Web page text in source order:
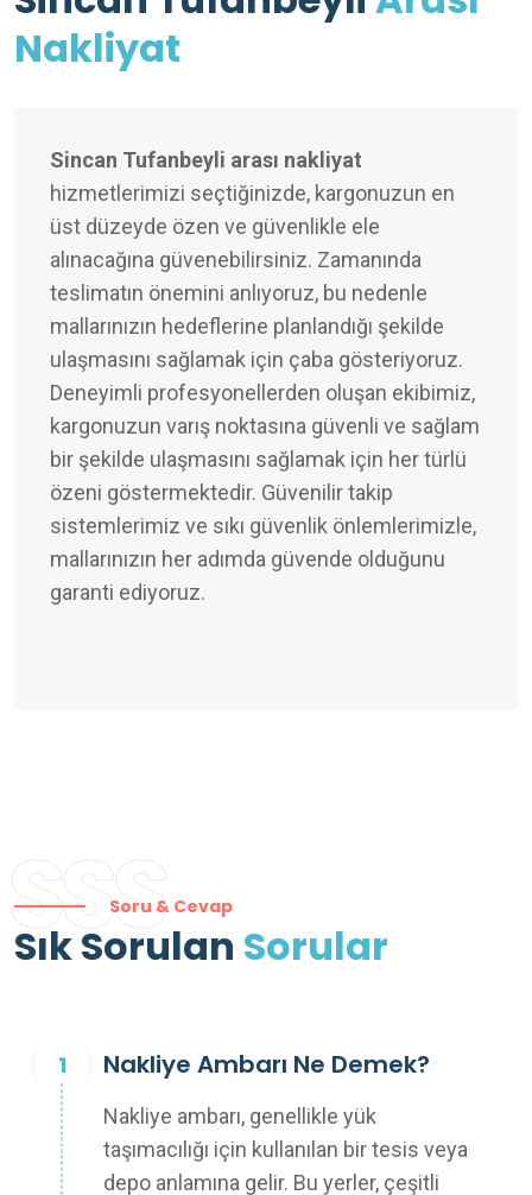
Nakliyat
Sincan Tufanbeyli arası nakliyat
hizmetlerimizi seçtiğinizde, kargonuzun en
üst düzeyde özen ve güvenlikle ele
alınacağına güvenebilirsiniz. Zamanında
teslimatın önemini anlıyoruz, bu nedenle
mallarınızın hedeflerine planlandığı şekilde
ulaşmasını sağlamak için çaba gösteriyoruz.
Deneyimli profesyonellerden oluşan ekibimiz,
kargonuzun varış noktasına güvenli ve sağlam
bir şekilde ulaşmasını sağlamak için her türlü
özeni göstermektedir. Güvenilir takip
sistemlerimiz ve sıkı güvenlik önlemlerimizle,
mallarınızın her adımda güvende olduğunu
garanti ediyoruz.
SSSSoru & Cevap
Sık Sorulan Sorular
Nakliye Ambarı Ne Demek?
Nakliye ambarı, genellikle yük
taşımacılığı için kullanılan bir tesis veya
depo anlamına gelir. Bu yerler, çeşitli